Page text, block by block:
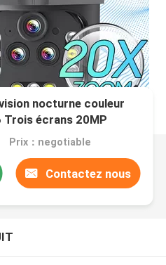
nocturne couleur
écrans 20MP
Prix：negotiable
Contactez nous